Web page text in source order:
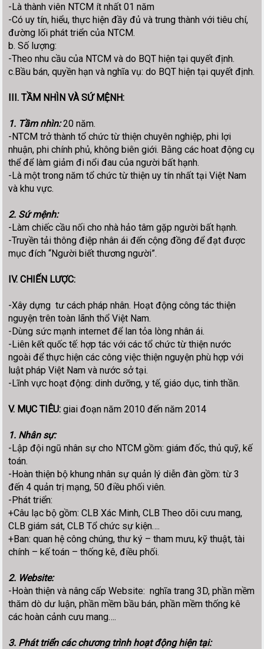
-Là thành viên NTCM ít nhất 01 năm
-Có uy tín, hiểu, thực hiện đầy đủ và trung thành với tiêu chí,
đường lối phát triển của NTCM.
b. Số lượng:
-Theo nhu cầu của NTCM và do BQT hiện tại quyết định.
c.Bầu bán, quyền hạn và nghĩa vụ: do BQT hiện tại quyết định.
III. TẦM NHÌN VÀ SỨ MỆNH:
1. Tầm nhìn:20 năm.
-NTCM trở thành tổ chức từ thiện chuyên nghiệp, phi lợi
nhuận, phi chính phủ, không biên giới. Bằng các hoat động cụ
thể để làm giảm đi nổi đau của người bất hạnh.
-Là một trong năm tổ chức từ thiện uy tín nhất tại Việt Nam
và khu vực.
2. Sứ mệnh:
-Làm chiếc cầu nối cho nhà hảo tâm gặp người bất hạnh.
-Truyền tải thông điệp nhân ái đến cộng đồng để đạt được
mục đích “Người biết thương người”.
IV. CHIẾN LƯỢC:
-Xây dựng tư cách pháp nhân. Hoạt động công tác thiện
nguyện trên toàn lãnh thổ Việt Nam.
-Dùng sức mạnh internet để lan tỏa lòng nhân ái.
-Liên kết quốc tế: hợp tác với các tổ chức từ thiện nước
ngoài để thực hiện các công việc thiện nguyện phù hợp với
luật pháp Việt Nam và nước sở tại.
-Lĩnh vực hoạt động: dinh dưỡng, y tế, giáo dục, tinh thần.
V. MỤC TIÊU: giai đoạn năm 2010 đến năm 2014
1. Nhân sự:
-Lập đội ngũ nhân sự cho NTCM gồm: giám đốc, thủ quỹ, kế
toán.
-Hoàn thiện bộ khung nhân sự quản lý diễn đàn gồm: từ 3
đến 4 quản trị mạng, 50 điều phối viên.
-Phát triển:
+Câu lạc bộ gồm: CLB Xác Minh, CLB Theo dõi cưu mang,
CLB giám sát, CLB Tổ chức sự kiện….
+Ban: quan hệ công chúng, thư ký – tham mưu, kỹ thuật, tài
chính – kế toán – thống kê, điều phối.
2. Website:
-Hoàn thiện và nâng cấp Website: nghĩa trang 3D, phần mềm
thăm dò dư luận, phần mềm bầu bán, phần mềm thống kê
các hoàn cảnh cưu mang….
3. Phát triển các chương trình hoạt động hiện tại: